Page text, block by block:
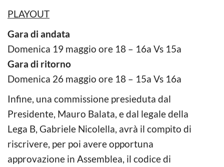
PLAYOUT
Gara di andata
Domenica 19 maggio ore 18 – 16a Vs 15a
Gara di ritorno
Domenica 26 maggio ore 18 – 15a Vs 16a
Infine, una commissione presieduta dal
Presidente, Mauro Balata, e dal legale della
Lega B, Gabriele Nicolella, avrà il compito di
riscrivere, per poi avere opportuna
approvazione in Assemblea, il codice di